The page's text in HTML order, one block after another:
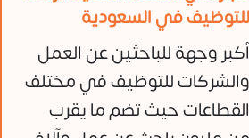
للتوظيف في السعودية
أكبر وجهة للباحثين عن العمل
والشركات للتوظيف في مختلف
القطاعات حيث تضم ما يقرب